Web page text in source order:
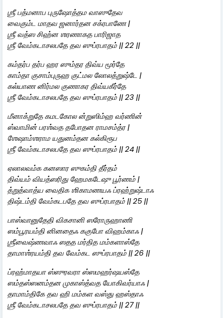
ஶ்ரீ பத்மனாப புருஷோத்தம வாஸுதேவ
வைகும்ட மாதவ ஜனார்தன சக்ரபாணே |
ஶ்ரீ வத்ஸ சிஹ்ன ஶரணாகத பாரிஜாத
ஶ்ரீ வேம்கடாசலபதே தவ ஸுப்ரபாதம் || 22 ||
கம்தர்ப தர்ப ஹர ஸும்தர திவ்ய மூர்தே
காம்தா குசாம்புருஹ குட்மல லோலத்றுஷ்டே |
கல்யாண னிர்மல குணாகர திவ்யகீர்தே
ஶ்ரீ வேம்கடாசலபதே தவ ஸுப்ரபாதம் || 23 ||
மீனாக்றுதே கமடகோல ன்றுஸிம்ஹ வர்ணின்
ஸ்வாமின் பரஶ்வத தபோதன ராமசம்த்ர |
ஶேஷாம்ஶராம யதுனம்தன கல்கிரூப
ஶ்ரீ வேம்கடாசலபதே தவ ஸுப்ரபாதம் || 24 ||
ஏலாலவம்க கனஸார ஸுகம்தி தீர்தம்
திவ்யம் வியத்ஸரிது ஹேமகடேஷு பூர்ணம் |
த்றுத்வாத்ய வைதிக ஶிகாமணயஃ ப்ரஹ்றுஷ்டாஃ
திஷ்டம்தி வேம்கடபதே தவ ஸுப்ரபாதம் || 25 ||
பாஸ்வானுதேதி விகசானி ஸரோருஹாணி
ஸம்பூரயம்தி னினதைஃ ககுபோ விஹம்காஃ |
ஶ்ரீவைஷ்ணவாஃ ஸதத மர்தித மம்களாஸ்தே
தாமாஶ்ரயம்தி தவ வேம்கட ஸுப்ரபாதம் || 26 ||
ப்ரஹ்மாதயா ஸ்ஸுரவரா ஸ்ஸமஹர்ஷயஸ்தே
ஸம்தஸ்ஸனம்தன முகாஸ்த்வத யோகிவர்யாஃ |
தாமாம்திகே தவ ஹி மம்கள வஸ்து ஹஸ்தாஃ
ஶ்ரீ வேம்கடாசலபதே தவ ஸுப்ரபாதம் || 27 ||